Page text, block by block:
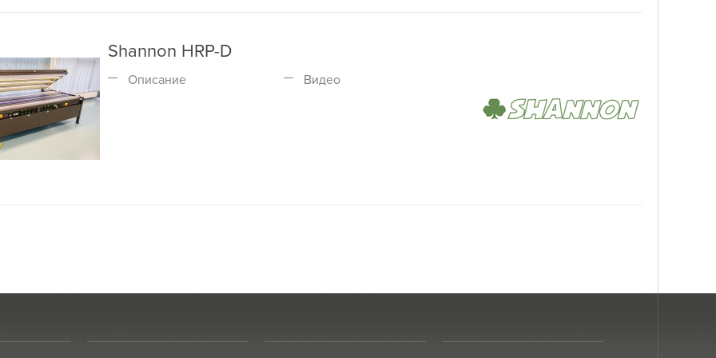
Shannon HRP-D
Описание Видео